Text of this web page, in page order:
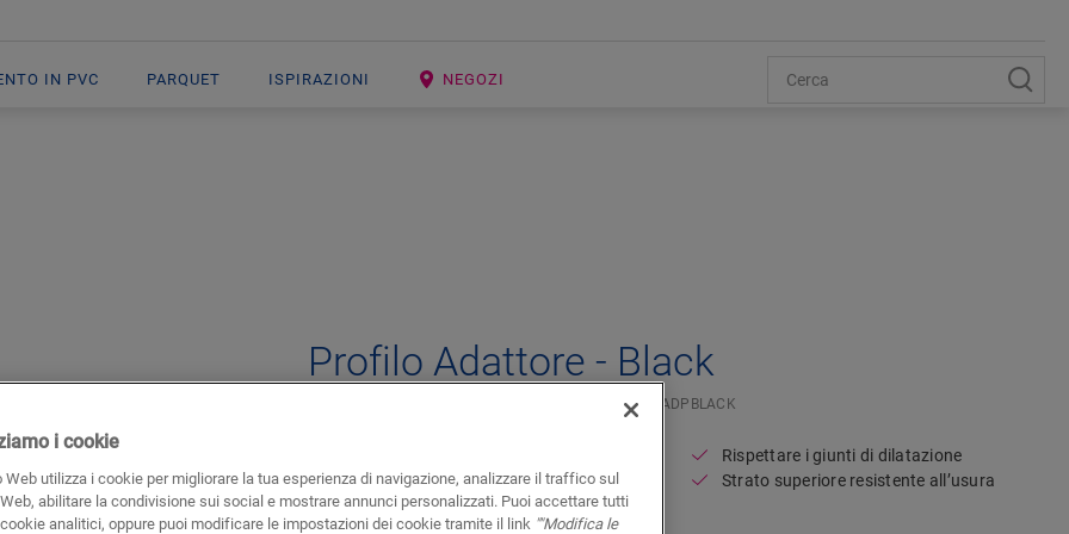
IN PVC PARQUET ISPIRAZIONI NEGOZI
Profilo Adattore - Black
NEVADPBLACK
Per il tuo pavimento in vinile
Rispettare i giunti di dilatazione
Strato superiore resistente all’usura
i cookie
Web utilizza i cookie per migliorare la tua esperienza di navigazione, analizzare il traffico sul
abilitare la condivisione sui social e mostrare annunci personalizzati. Puoi accettare tutti
analitici, oppure puoi modificare le impostazioni dei cookie tramite il link ""Modifica le